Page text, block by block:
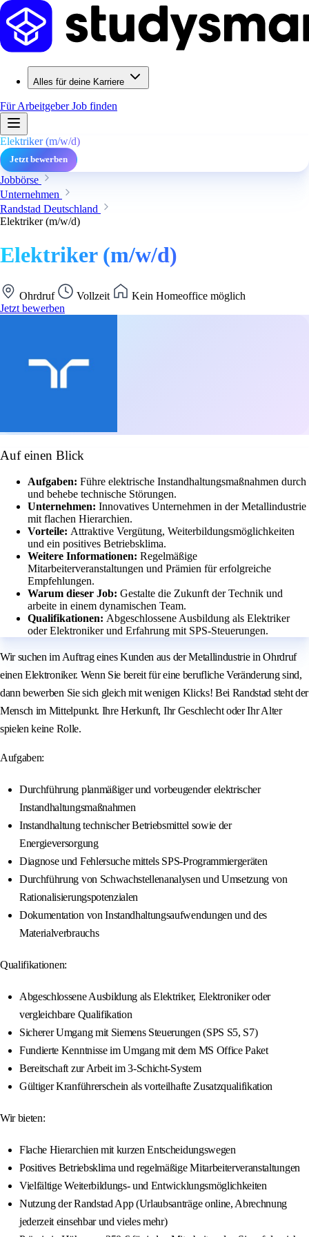
Alles für deine Karriere
Für ArbeitgeberJob finden
Elektriker (m/w/d)
Jetzt bewerben
Jobbörse
Unternehmen
Randstad Deutschland
Elektriker (m/w/d)
Elektriker (m/w/d)
Ohrdruf Vollzeit
Kein Homeoffice möglich
Jetzt bewerben
Auf einen Blick
Aufgaben: Führe elektrische Instandhaltungsmaßnahmen durch
und behebe technische Störungen.
Unternehmen: Innovatives Unternehmen in der Metallindustrie
mit flachen Hierarchien.
Vorteile: Attraktive Vergütung, Weiterbildungsmöglichkeiten
und ein positives Betriebsklima.
Weitere Informationen: Regelmäßige
Mitarbeiterveranstaltungen und Prämien für erfolgreiche
Empfehlungen.
Warum dieser Job: Gestalte die Zukunft der Technik und
arbeite in einem dynamischen Team.
Qualifikationen: Abgeschlossene Ausbildung als Elektriker
oder Elektroniker und Erfahrung mit SPS-Steuerungen.
Wir suchen im Auftrag eines Kunden aus der Metallindustrie in Ohrdruf
einen Elektroniker. Wenn Sie bereit für eine berufliche Veränderung sind,
dann bewerben Sie sich gleich mit wenigen Klicks! Bei Randstad steht der
Mensch im Mittelpunkt. Ihre Herkunft, Ihr Geschlecht oder Ihr Alter
spielen keine Rolle.
Aufgaben:
Durchführung planmäßiger und vorbeugender elektrischer
Instandhaltungsmaßnahmen
Instandhaltung technischer Betriebsmittel sowie der
Energieversorgung
Diagnose und Fehlersuche mittels SPS-Programmiergeräten
Durchführung von Schwachstellenanalysen und Umsetzung von
Rationalisierungspotenzialen
Dokumentation von Instandhaltungsaufwendungen und des
Materialverbrauchs
Qualifikationen:
Abgeschlossene Ausbildung als Elektriker, Elektroniker oder
vergleichbare Qualifikation
Sicherer Umgang mit Siemens Steuerungen (SPS S5, S7)
Fundierte Kenntnisse im Umgang mit dem MS Office Paket
Bereitschaft zur Arbeit im 3-Schicht-System
Gültiger Kranführerschein als vorteilhafte Zusatzqualifikation
Wir bieten:
Flache Hierarchien mit kurzen Entscheidungswegen
Positives Betriebsklima und regelmäßige Mitarbeiterveranstaltungen
Vielfältige Weiterbildungs- und Entwicklungsmöglichkeiten
Nutzung der Randstad App (Urlaubsanträge online, Abrechnung
jederzeit einsehbar und vieles mehr)